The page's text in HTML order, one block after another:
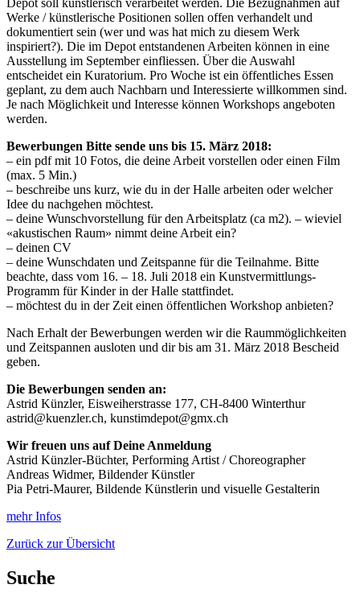
Werke / künstlerische Positionen sollen offen verhandelt und
dokumentiert sein (wer und was hat mich zu diesem Werk
inspiriert?). Die im Depot entstandenen Arbeiten können in eine
Ausstellung im September einfliessen. Über die Auswahl
entscheidet ein Kuratorium. Pro Woche ist ein öffentliches Essen
geplant, zu dem auch Nachbarn und Interessierte willkommen sind.
Je nach Möglichkeit und Interesse können Workshops angeboten
werden.
Bewerbungen Bitte sende uns bis 15. März 2018:
– ein pdf mit 10 Fotos, die deine Arbeit vorstellen oder einen Film
(max. 5 Min.)
– beschreibe uns kurz, wie du in der Halle arbeiten oder welcher
Idee du nachgehen möchtest.
– deine Wunschvorstellung für den Arbeitsplatz (ca m2). – wieviel
«akustischen Raum» nimmt deine Arbeit ein?
– deinen CV
– deine Wunschdaten und Zeitspanne für die Teilnahme. Bitte
beachte, dass vom 16. – 18. Juli 2018 ein Kunstvermittlungs-
Programm für Kinder in der Halle stattfindet.
– möchtest du in der Zeit einen öffentlichen Workshop anbieten?
Nach Erhalt der Bewerbungen werden wir die Raummöglichkeiten
und Zeitspannen ausloten und dir bis am 31. März 2018 Bescheid
geben.
Die Bewerbungen senden an:
Astrid Künzler, Eisweiherstrasse 177, CH-8400 Winterthur
astrid@kuenzler.ch, kunstimdepot@gmx.ch
Wir freuen uns auf Deine Anmeldung
Astrid Künzler-Büchter, Performing Artist / Choreographer
Andreas Widmer, Bildender Künstler
Pia Petri-Maurer, Bildende Künstlerin und visuelle Gestalterin
mehr Infos
Zurück zur Übersicht
Suche